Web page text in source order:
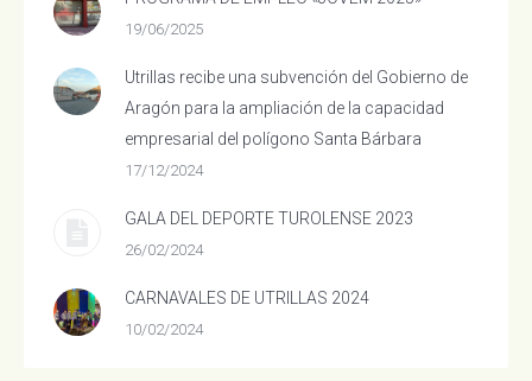
19/06/2025
Utrillas recibe una subvención del Gobierno de
Aragón para la ampliación de la capacidad
empresarial del polígono Santa Bárbara
17/12/2024
GALA DEL DEPORTE TUROLENSE 2023
26/02/2024
CARNAVALES DE UTRILLAS 2024
10/02/2024